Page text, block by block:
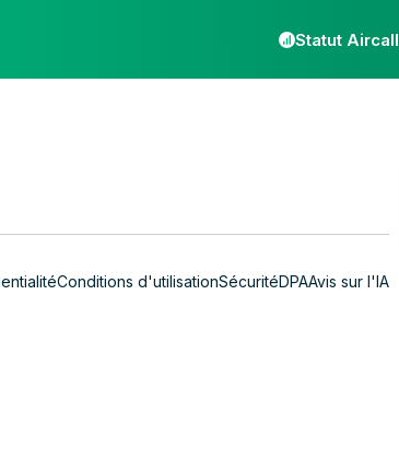
Statut Aircall
Conditions d'utilisationSécuritéDPAAvis sur l'IA